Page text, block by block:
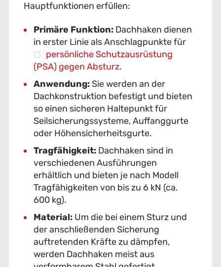
Hauptfunktionen erfüllen:
Primäre Funktion:Dachhaken dienen
in erster Linie als Anschlagpunkte für
persönliche Schutzausrüstung
(PSA) gegen Absturz.
Anwendung:Sie werden an der
Dachkonstruktion befestigt und bieten
so einen sicheren Haltepunkt für
Seilsicherungssysteme, Auffanggurte
oder Höhensicherheitsgurte.
Tragfähigkeit:Dachhaken sind in
verschiedenen Ausführungen
erhältlich und bieten je nach Modell
Tragfähigkeiten von bis zu 6 kN (ca.
600 kg).
Material:Um die bei einem Sturz und
der anschließenden Sicherung
auftretenden Kräfte zu dämpfen,
werden Dachhaken meist aus